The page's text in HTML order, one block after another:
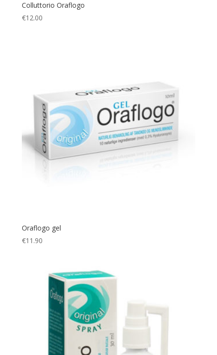
Colluttorio Oraflogo
€12.00
Oraflogo gel
€11.90